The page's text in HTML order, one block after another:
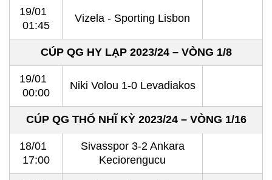
19/01
01:45
Vizela - Sporting Lisbon
CÚP QG HY LẠP 2023/24 – VÒNG 1/8
19/01
00:00
Niki Volou 1-0 Levadiakos
CÚP QG THỔ NHĨ KỲ 2023/24 – VÒNG 1/16
18/01
17:00
Sivasspor 3-2 Ankara
Keciorengucu